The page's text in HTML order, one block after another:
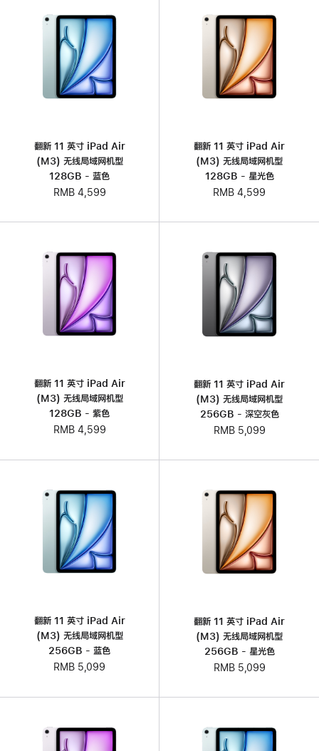
翻新 11 英寸 iPad Air
(M3) 无线局域网机型
128GB - 蓝色
RMB 4,599
翻新 11 英寸 iPad Air
(M3) 无线局域网机型
128GB - 星光色
RMB 4,599
翻新 11 英寸 iPad Air
(M3) 无线局域网机型
128GB - 紫色
RMB 4,599
翻新 11 英寸 iPad Air
(M3) 无线局域网机型
256GB - 深空灰色
RMB 5,099
翻新 11 英寸 iPad Air
(M3) 无线局域网机型
256GB - 蓝色
RMB 5,099
翻新 11 英寸 iPad Air
(M3) 无线局域网机型
256GB - 星光色
RMB 5,099